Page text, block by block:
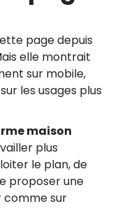
page depuis
elle montrait
sur mobile,
les usages plus
maison
plus
le plan, de
proposer une
comme sur